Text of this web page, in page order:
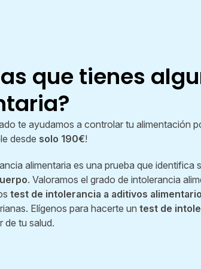
que tienes
te ayudamos a controlar tu alimentación
desde solo 190€!
alimentaria es una prueba que identifica
. Valoramos el grado de intolerancia
test de intolerancia a aditivos
Elígenos para hacerte untest de
de tu salud.